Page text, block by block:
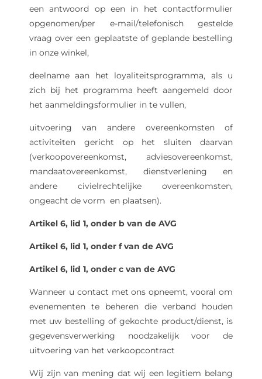
een antwoord op een in het contactformulier
opgenomen/per e-mail/telefonisch gestelde
vraag over een geplaatste of geplande bestelling
in onze winkel,
deelname aan het loyaliteitsprogramma, als u
zich bij het programma heeft aangemeld door
het aanmeldingsformulier in te vullen,
uitvoering van andere overeenkomsten of
activiteiten gericht op het sluiten daarvan
(verkoopovereenkomst, adviesovereenkomst,
mandaatovereenkomst, dienstverlening en
andere civielrechtelijke overeenkomsten,
ongeacht de vorm en plaatsen).
Artikel 6, lid 1, onder b van de AVG
Artikel 6, lid 1, onder f van de AVG
Artikel 6, lid 1, onder c van de AVG
Wanneer u contact met ons opneemt, vooral om
evenementen te beheren die verband houden
met uw bestelling of gekochte product/dienst, is
gegevensverwerking noodzakelijk voor de
uitvoering van het verkoopcontract
Wij zijn van mening dat wij een legitiem belang